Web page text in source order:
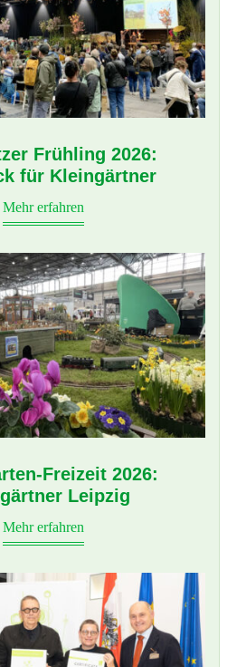
Frühling 2026:
für Kleingärtner
Mehr erfahren
Freizeit 2026:
Leipzig
Mehr erfahren